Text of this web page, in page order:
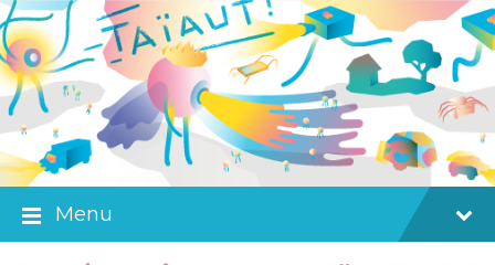
Skip
to
content
Skip
to
main
navigation
Skip
to
footer
Menu